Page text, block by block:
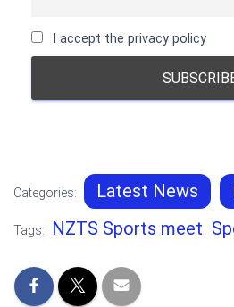
I accept the privacy policy
Categories: Latest News
Tags: NZTS Sports meet